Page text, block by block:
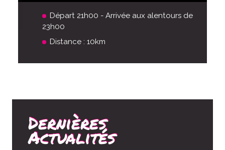
Départ 21h00 - Arrivée aux alentours de
23h00
Distance : 10km
Dernières
Actualités